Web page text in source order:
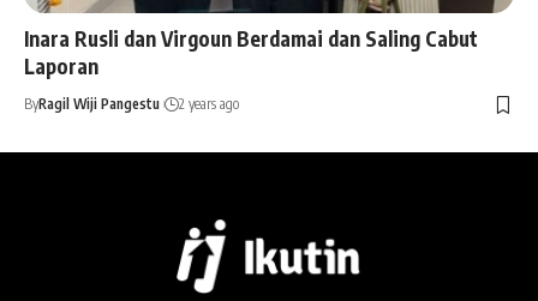
Inara Rusli dan Virgoun Berdamai dan Saling Cabut
Laporan
ByRagil Wiji Pangestu 2 years ago